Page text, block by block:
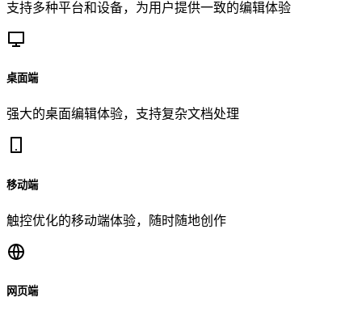
支持多种平台和设备，为用户提供一致的编辑体验
桌面端
强大的桌面编辑体验，支持复杂文档处理
移动端
触控优化的移动端体验，随时随地创作
网页端